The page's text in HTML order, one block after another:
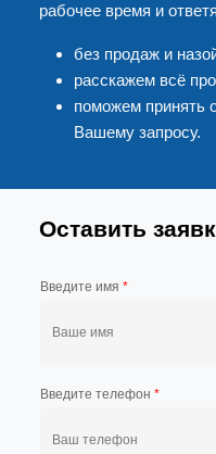
рабочее время и
без продаж и
расскажем всё
поможем принять
Вашему запросу.
Оставить
Введите имя *
Введите телефон *